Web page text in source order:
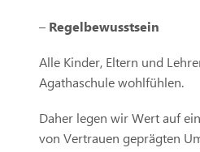
– Regelbewusstsein
Alle Kinder, Eltern und
Agathaschule wohlfühlen.
Daher legen wir Wert auf
von Vertrauen geprägten